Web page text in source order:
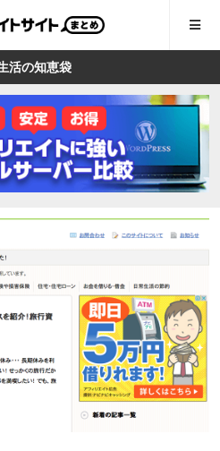
活の知恵袋